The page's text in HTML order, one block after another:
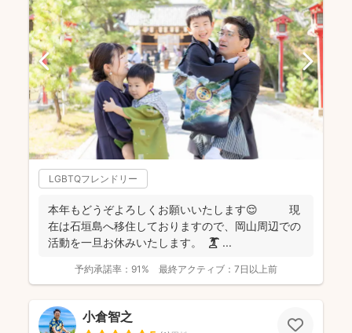
LGBTQフレンドリー
本年もどうぞよろしくお願いいたします😌 現
在は石垣島へ移住しておりますので、岡山周辺での
活動を一旦お休みいたします。 🏝️ ...
予約承諾率： 91% 最終アクティブ： 7日以上前
小倉智之